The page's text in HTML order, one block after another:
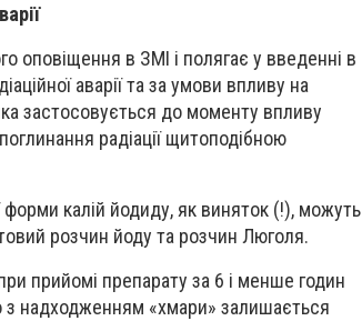
оповіщення в ЗМІ і полягає у введенні в
аварії та за умови впливу на
застосовується до моменту впливу
радіації щитоподібною
форми калій йодиду, як виняток (!), можуть
розчин йоду та розчин Люголя.
прийомі препарату за 6 і менше годин
з надходженням «хмари» залишається